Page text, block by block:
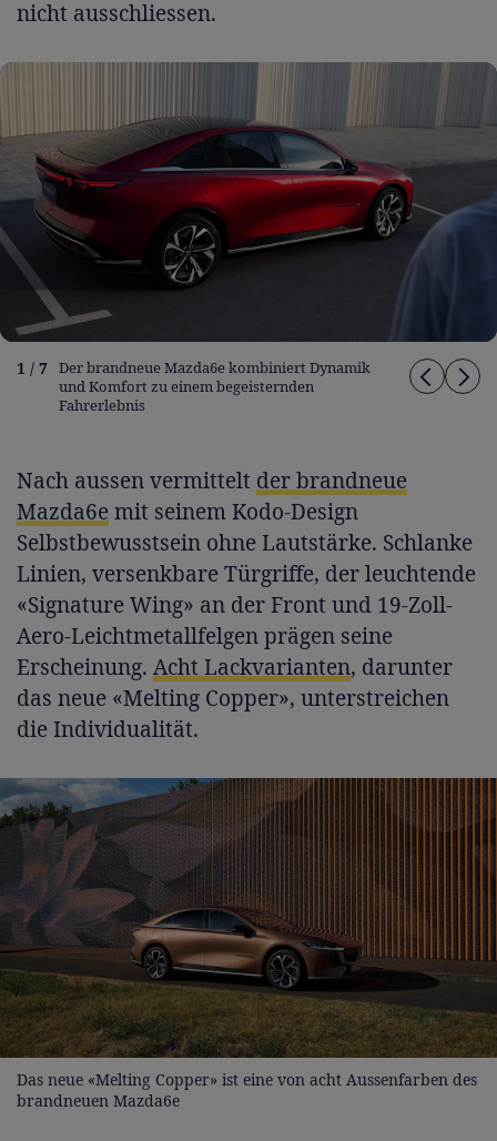
nicht ausschliessen.
1 / 7 Der brandneue Mazda6e kombiniert Dynamik
und Komfort zu einem begeisternden
Fahrerlebnis
Nach aussen vermittelt der brandneue
Mazda6emit seinem Kodo-Design
Selbstbewusstsein ohne Lautstärke. Schlanke
Linien, versenkbare Türgriffe, der leuchtende
«Signature Wing» an der Front und 19-Zoll-
Aero-Leichtmetallfelgen prägen seine
Erscheinung. Acht Lackvarianten, darunter
das neue «Melting Copper», unterstreichen
die Individualität.
Das neue «Melting Copper» ist eine von acht Aussenfarben des
brandneuen Mazda6e